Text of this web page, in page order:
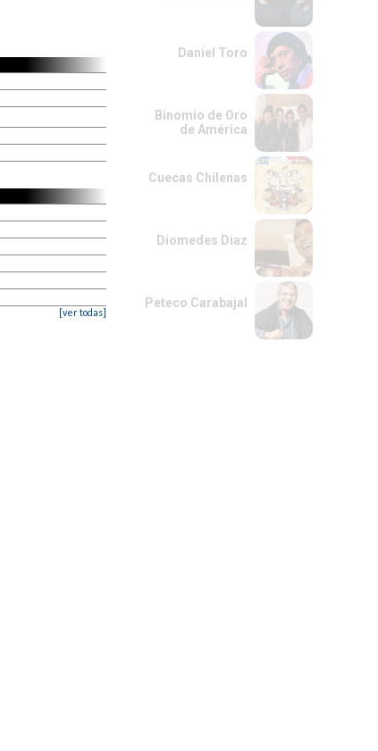
[ver todas]
Daniel Toro
Binomio de Oro
de América
Cuecas Chilenas
Diomedes Diaz
Peteco Carabajal